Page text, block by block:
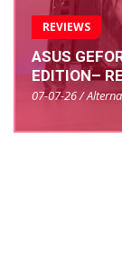
REVIEWS
ASUS
EDITION–
07-07-26 /